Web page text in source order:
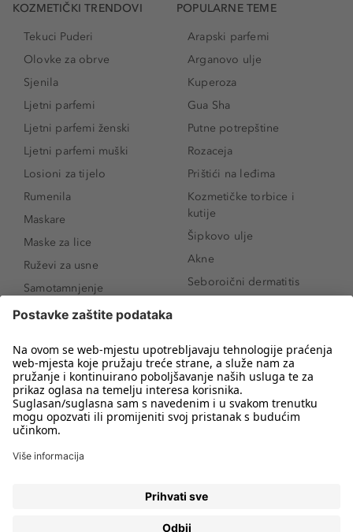
KOZMETIČKI TRENDOVI
Tekuci Puderi
Olovke za obrve
Sjenila
Ljetni parfemi
Ljetni parfemi ženski
Ljetni parfemi muški
Losioni za tijelo
Rumenila
Maskare
Maske za lice
Ruževi za usne
Samotamnjenje
Puderi
Proizvodi za obrve
Sunce i zaštita
Serumi za lice
Proizvodi za čišćenje lica
POPULARNE TEME
Arapski parfemi
Arganovo ulje
Kuperoza
Gua Sha
Putne potrepštine
Rozaceja
Prištići na leđima
Kozmetičke torbice i
kutije
Šipkovo ulje
Akne
Seboroični dermatitis
Novo
Koji mi parfem
odgovara?
Kako našminkati oči da
Kako ukloniti mitesere